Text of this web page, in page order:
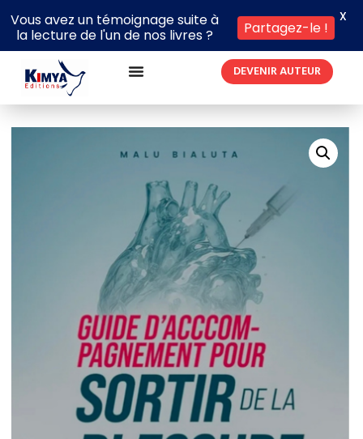
DEVENIR AUTEUR
Vous avez un témoignage suite à
la lecture de l'un de nos livres ?
Partagez-le !
X